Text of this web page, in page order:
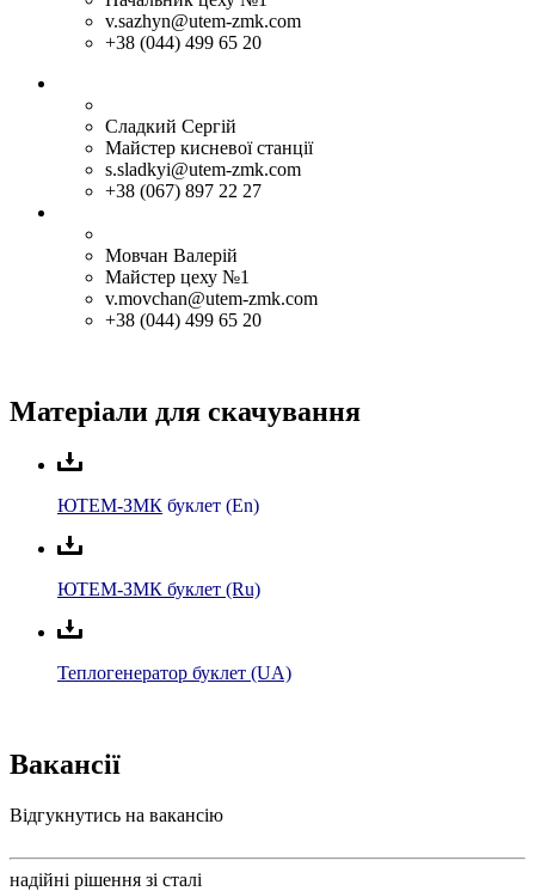
v.sazhyn@utem-zmk.com
+38 (044) 499 65 20
Сладкий Сергій
Майстер кисневої станції
s.sladkyi@utem-zmk.com
+38 (067) 897 22 27
Мовчан Валерій
Майстер цеху №1
v.movchan@utem-zmk.com
+38 (044) 499 65 20
Матеріали для скачування
ЮТЕМ-ЗМК буклет (En)
ЮТЕМ-ЗМК буклет (Ru)
Теплогенератор буклет (UA)
Вакансії
Відгукнутись на вакансію
надійні рішення зі сталі